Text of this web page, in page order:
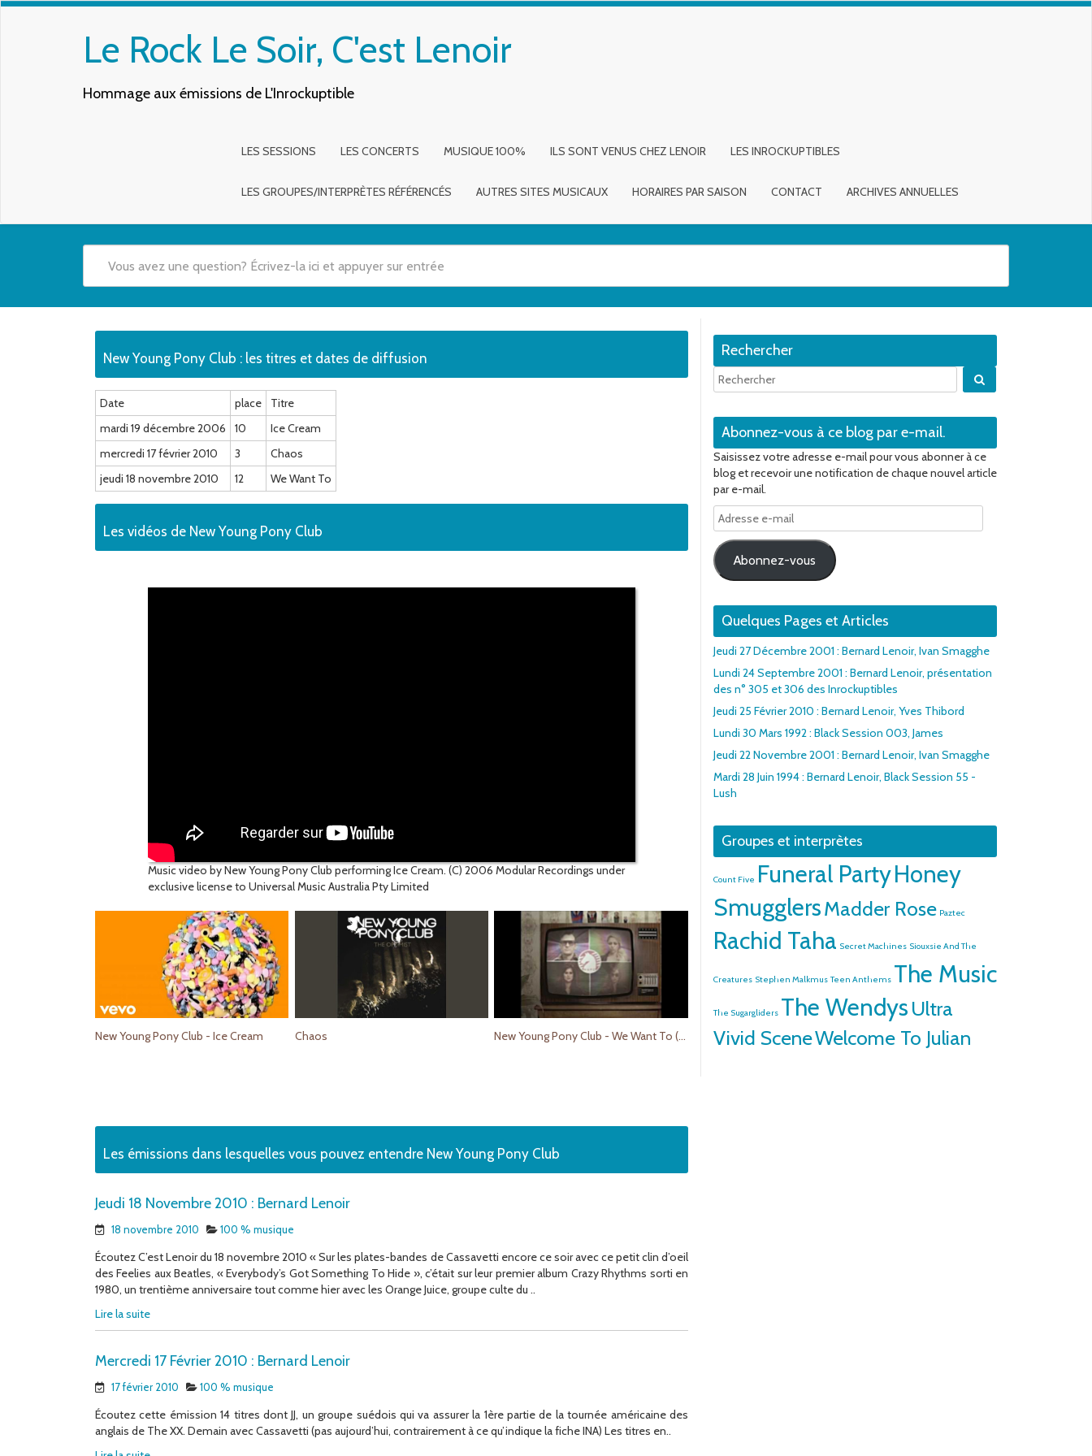
Le Rock Le Soir, C'est Lenoir
Hommage aux émissions de L'Inrockuptible
LES SESSIONS LES CONCERTS MUSIQUE 100% ILS SONT VENUS CHEZ LENOIR LES INROCKUPTIBLES
LES GROUPES/INTERPRÈTES RÉFÉRENCÉS AUTRES SITES MUSICAUX HORAIRES PAR SAISON CONTACT ARCHIVES ANNUELLES
New Young Pony Club : les titres et dates de diffusion
Date place
Titre
mardi 19 décembre 2006
10
Ice Cream
mercredi 17 février 2010
3
Chaos
jeudi 18 novembre 2010
12 We Want To
Les vidéos de New Young Pony Club
Music video by New Young Pony Club performing Ice Cream. (C) 2006 Modular Recordings under
exclusive license to Universal Music Australia Pty Limited
New Young Pony Club - Ice Cream Chaos New Young Pony Club - We Want To (Official Video)
Les émissions dans lesquelles vous pouvez entendre New Young Pony Club
Jeudi 18 Novembre 2010 : Bernard Lenoir
18 novembre 2010 100 % musique
Écoutez C’est Lenoir du 18 novembre 2010 « Sur les plates-bandes de Cassavetti encore ce soir avec ce petit clin d’oeil
des Feelies aux Beatles, « Everybody’s Got Something To Hide », c’était sur leur premier album Crazy Rhythms sorti en
1980, un trentième anniversaire tout comme hier avec les Orange Juice, groupe culte du ..
Lire la suite
Mercredi 17 Février 2010 : Bernard Lenoir
17 février 2010 100 % musique
Écoutez cette émission 14 titres dont JJ, un groupe suédois qui va assurer la 1ère partie de la tournée américaine des
anglais de The XX. Demain avec Cassavetti (pas aujourd’hui, contrairement à ce qu’indique la fiche INA) Les titres en..
Rechercher
Abonnez-vous à ce blog par e-mail.
Saisissez votre adresse e-mail pour vous abonner à ce
blog et recevoir une notification de chaque nouvel article
par e-mail.
Adresse
e-
mail
Abonnez-vous
Quelques Pages et Articles
Jeudi 27 Décembre 2001 : Bernard Lenoir, Ivan Smagghe
Lundi 24 Septembre 2001 : Bernard Lenoir, présentation
des n° 305 et 306 des Inrockuptibles
Jeudi 25 Février 2010 : Bernard Lenoir, Yves Thibord
Lundi 30 Mars 1992 : Black Session 003, James
Jeudi 22 Novembre 2001 : Bernard Lenoir, Ivan Smagghe
Mardi 28 Juin 1994 : Bernard Lenoir, Black Session 55 -
Lush
Groupes et interprètes
Count Five Funeral PartyHoney
SmugglersMadder Rose Paztec
Rachid Taha Secret Machines Siouxsie And The
Creatures Stephen Malkmus Teen Anthems The Music
The Sugargliders The Wendys Ultra
Vivid SceneWelcome To Julian